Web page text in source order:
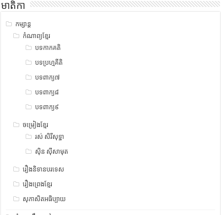
មាតិកា
កម្សាន្ត
កំណាព្យខ្មែរ
បទកាកគតិ
បទប្រហ្មគីតិ
បទពាក្យ៧
បទពាក្យ៨
បទពាក្យ៩
ចម្រៀងខ្មែរ
រស់ សិរីសុទ្ឋា
ស៊ិន ស៊ីសាមុត
រឿងនិទានបរទេស
រឿងព្រេងខ្មែរ
សុភាសិតអធិប្បាយ